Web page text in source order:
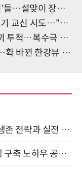
이 장기자랑 펼쳐
…"들리나요 오바"
극 판도 뒤집는다
New 하우스 대공개
AI × Design : UX디자이너의 5가지 생존 전략과 실전 대응 8월 28일 개최
"AI 핀옵스 시스템과 토큰 관리시스템 구축 노하우 공개" 잠실 한국광고문화회관 2층 대회의실 (8/21)